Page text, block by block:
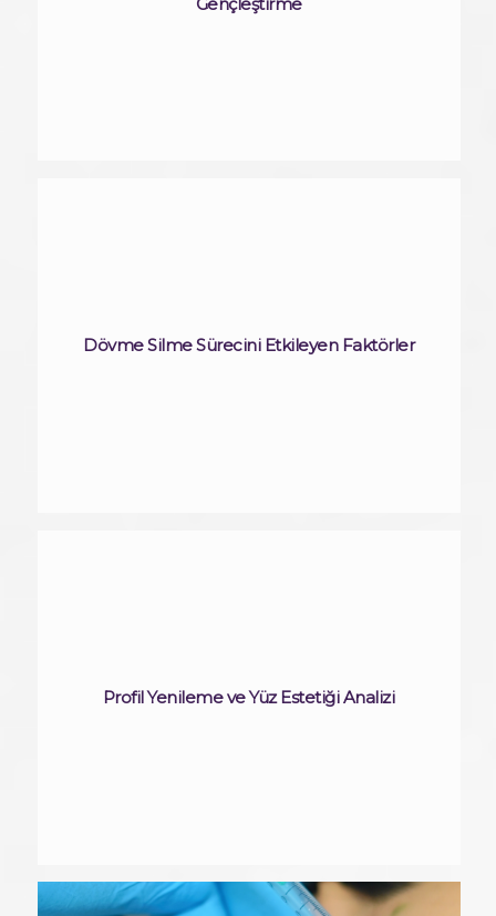
Dövme Silme Sürecini Etkileyen Faktörler
Profil Yenileme ve Yüz Estetiği Analizi